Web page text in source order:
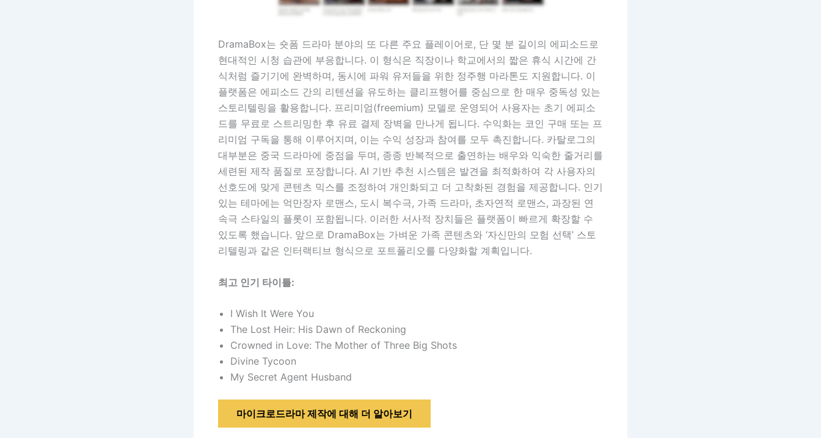
DramaBox는 숏폼 드라마 분야의 또 다른 주요 플레이어로, 단 몇 분 길이의 에피소드로
현대적인 시청 습관에 부응합니다. 이 형식은 직장이나 학교에서의 짧은 휴식 시간에 간
식처럼 즐기기에 완벽하며, 동시에 파워 유저들을 위한 정주행 마라톤도 지원합니다. 이
플랫폼은 에피소드 간의 리텐션을 유도하는 클리프행어를 중심으로 한 매우 중독성 있는
스토리텔링을 활용합니다. 프리미엄(freemium) 모델로 운영되어 사용자는 초기 에피소
드를 무료로 스트리밍한 후 유료 결제 장벽을 만나게 됩니다. 수익화는 코인 구매 또는 프
리미엄 구독을 통해 이루어지며, 이는 수익 성장과 참여를 모두 촉진합니다. 카탈로그의
대부분은 중국 드라마에 중점을 두며, 종종 반복적으로 출연하는 배우와 익숙한 줄거리를
세련된 제작 품질로 포장합니다. AI 기반 추천 시스템은 발견을 최적화하여 각 사용자의
선호도에 맞게 콘텐츠 믹스를 조정하여 개인화되고 더 고착화된 경험을 제공합니다. 인기
있는 테마에는 억만장자 로맨스, 도시 복수극, 가족 드라마, 초자연적 로맨스, 과장된 연
속극 스타일의 플롯이 포함됩니다. 이러한 서사적 장치들은 플랫폼이 빠르게 확장할 수
있도록 했습니다. 앞으로 DramaBox는 가벼운 가족 콘텐츠와 ‘자신만의 모험 선택’ 스토
리텔링과 같은 인터랙티브 형식으로 포트폴리오를 다양화할 계획입니다.
최고 인기 타이틀:
I Wish It Were You
The Lost Heir: His Dawn of Reckoning
Crowned in Love: The Mother of Three Big Shots
Divine Tycoon
My Secret Agent Husband
마이크로드라마 제작에 대해 더 알아보기